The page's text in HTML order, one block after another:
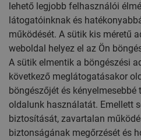
lehető legjobb felhasználói
látogatóinknak és
működését. A sütik kis méretű
weboldal helyez el az Ön
A sütik elmentik a böngészési
következő meglátogatásakor
böngészőjét és kényelmesebbé
oldalunk használatát. Emellett
biztosítását, zavartalan
biztonságának megőrzését és